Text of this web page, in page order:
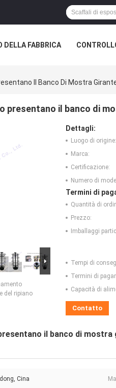
DELLA FABBRICA
Il Banco Di Mostra
presentano il banco di
del ripiano
Dettagli:
Luogo di origine:
Marca:
Certificazione:
Numero di
Termini di
Quantità di
Prezzo:
Imballaggi
Tempi di
Termini di
Capacità di
Contatto
il banco di
Cina